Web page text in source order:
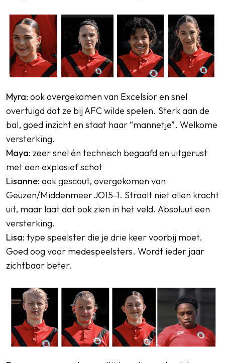
Myra: ook overgekomen van Excelsior en snel
overtuigd dat ze bij AFC wilde spelen. Sterk aan de
bal, goed inzicht en staat haar “mannetje”. Welkome
versterking.
Maya: zeer snel én technisch begaafd en uitgerust
met een explosief schot
Lisanne: ook gescout, overgekomen van
Geuzen/Middenmeer JO15-1. Straalt niet allen kracht
uit, maar laat dat ook zien in het veld. Absoluut een
versterking.
Lisa: type speelster die je drie keer voorbij moet.
Goed oog voor medespeelsters. Wordt ieder jaar
zichtbaar beter.